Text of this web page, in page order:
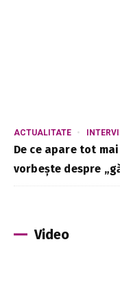
ACTUALITATE
De ce apare tot
vorbește despre
Video